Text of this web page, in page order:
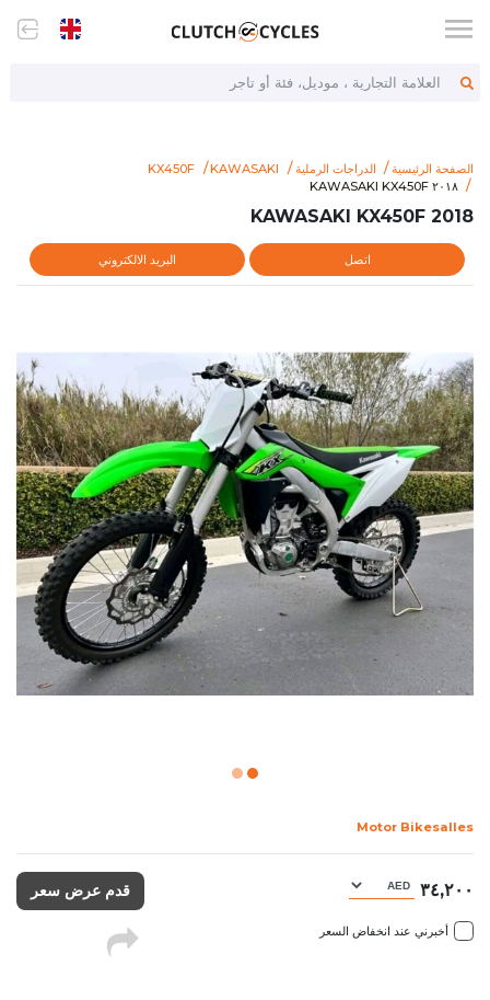
العلامة التجارية ، موديل، فئة أو تاجر
الصفحة الرئيسية الدراجات الرملية KAWASAKI
KX450F
www.clutchcycles.com/item/2018-kawasaki-kx450f-69786
٢٠١٨ KAWASAKI KX450F
٢٠١٨ KAWASAKI KX450F
2018 KAWASAKI KX450F
اتصل البريد الالكتروني
Motor Bikesalles
٣٤,٢٠٠
أخبرني عند انخفاض السعر
قدم عرض سعر